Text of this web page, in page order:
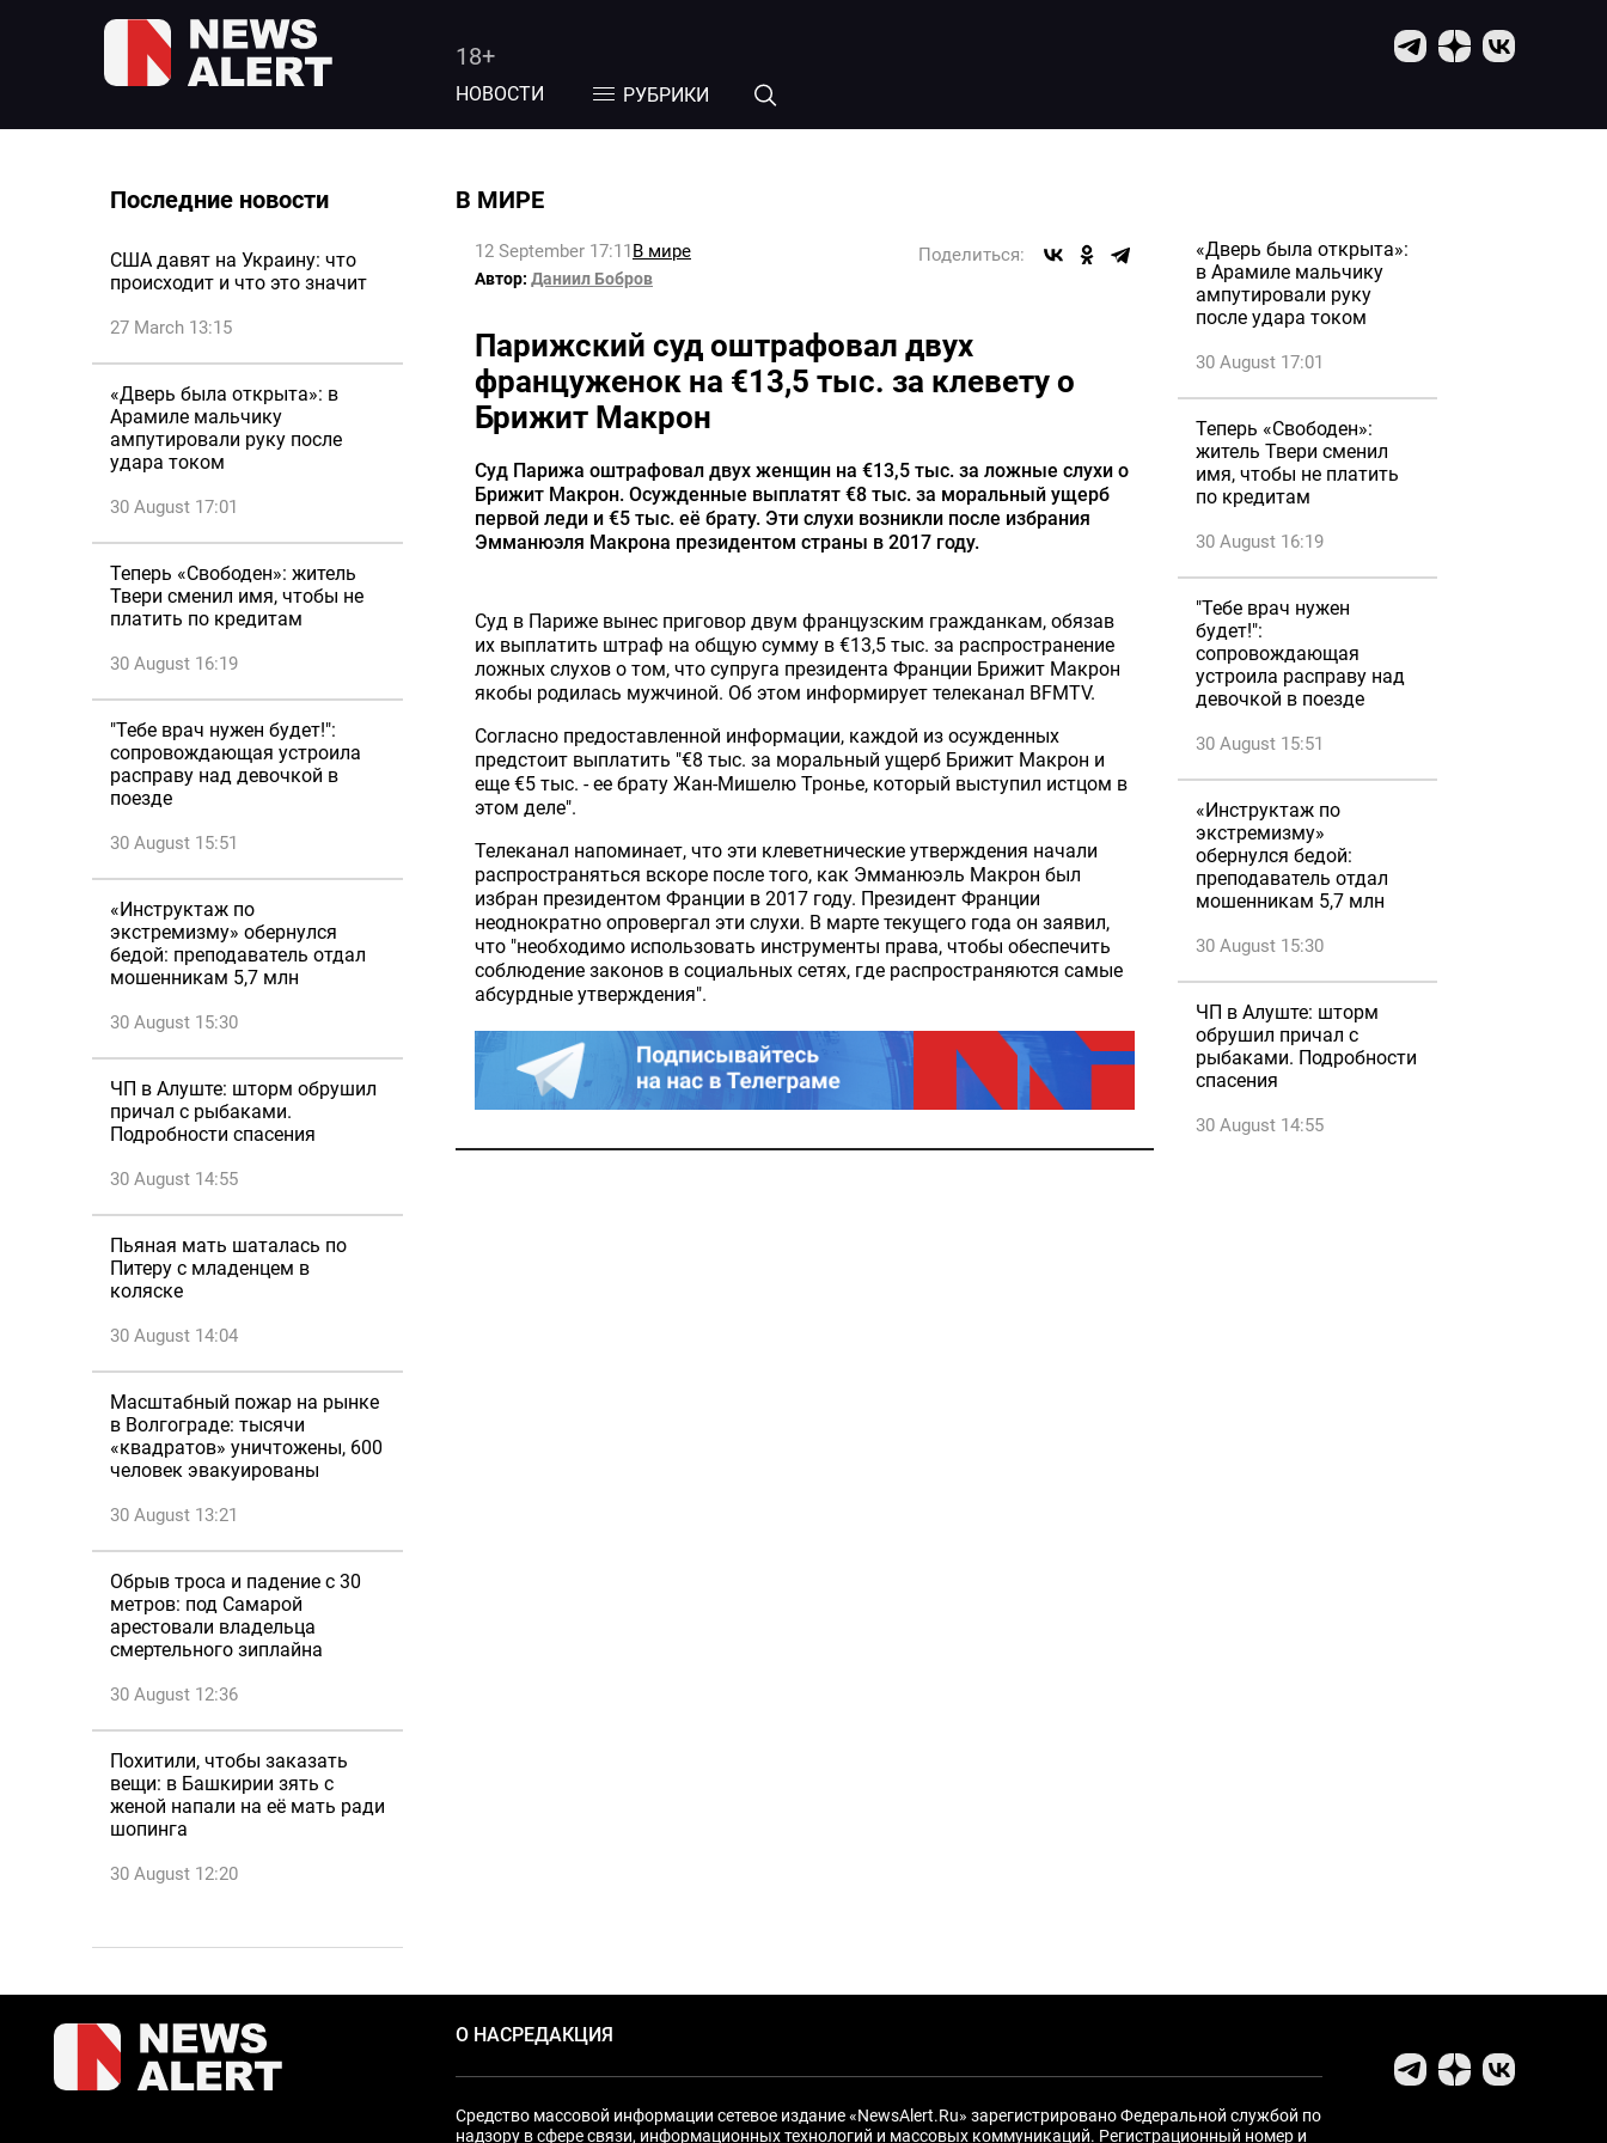
18+
НОВОСТИ РУБРИКИ
Последние новости
США давят на Украину: что
происходит и что это значит
27 March 13:15
«Дверь была открыта»: в
Арамиле мальчику
ампутировали руку после
удара током
30 August 17:01
Теперь «Свободен»: житель
Твери сменил имя, чтобы не
платить по кредитам
30 August 16:19
"Тебе врач нужен будет!":
сопровождающая устроила
расправу над девочкой в
поезде
30 August 15:51
«Инструктаж по
экстремизму» обернулся
бедой: преподаватель отдал
мошенникам 5,7 млн
30 August 15:30
ЧП в Алуште: шторм обрушил
причал с рыбаками.
Подробности спасения
30 August 14:55
Пьяная мать шаталась по
Питеру с младенцем в
коляске
30 August 14:04
Масштабный пожар на рынке
в Волгограде: тысячи
«квадратов» уничтожены, 600
человек эвакуированы
30 August 13:21
Обрыв троса и падение с 30
метров: под Самарой
арестовали владельца
смертельного зиплайна
30 August 12:36
Похитили, чтобы заказать
вещи: в Башкирии зять с
женой напали на её мать ради
шопинга
30 August 12:20
В МИРЕ
12 September 17:11В мире Поделиться:
Автор: Даниил Бобров
Парижский суд оштрафовал двух
француженок на €13,5 тыс. за клевету о
Брижит Макрон
Суд Парижа оштрафовал двух женщин на €13,5 тыс. за ложные слухи о
Брижит Макрон. Осужденные выплатят €8 тыс. за моральный ущерб
первой леди и €5 тыс. её брату. Эти слухи возникли после избрания
Эмманюэля Макрона президентом страны в 2017 году.
Суд в Париже вынес приговор двум французским гражданкам, обязав
их выплатить штраф на общую сумму в €13,5 тыс. за распространение
ложных слухов о том, что супруга президента Франции Брижит Макрон
якобы родилась мужчиной. Об этом информирует телеканал BFMTV.
Согласно предоставленной информации, каждой из осужденных
предстоит выплатить "€8 тыс. за моральный ущерб Брижит Макрон и
еще €5 тыс. - ее брату Жан-Мишелю Тронье, который выступил истцом в
этом деле".
Телеканал напоминает, что эти клеветнические утверждения начали
распространяться вскоре после того, как Эмманюэль Макрон был
избран президентом Франции в 2017 году. Президент Франции
неоднократно опровергал эти слухи. В марте текущего года он заявил,
что "необходимо использовать инструменты права, чтобы обеспечить
соблюдение законов в социальных сетях, где распространяются самые
абсурдные утверждения".
«Дверь была открыта»:
в Арамиле мальчику
ампутировали руку
после удара током
30 August 17:01
Теперь «Свободен»:
житель Твери сменил
имя, чтобы не платить
по кредитам
30 August 16:19
"Тебе врач нужен
будет!":
сопровождающая
устроила расправу над
девочкой в поезде
30 August 15:51
«Инструктаж по
экстремизму»
обернулся бедой:
преподаватель отдал
мошенникам 5,7 млн
30 August 15:30
ЧП в Алуште: шторм
обрушил причал с
рыбаками. Подробности
спасения
30 August 14:55
О НАСРЕДАКЦИЯ
Средство массовой информации сетевое издание «NewsAlert.Ru» зарегистрировано Федеральной службой по
надзору в сфере связи, информационных технологий и массовых коммуникаций. Регистрационный номер и